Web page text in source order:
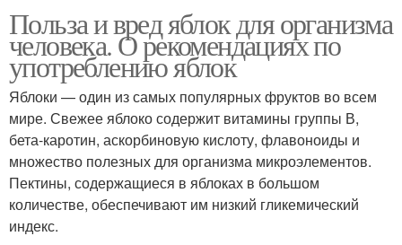
Польза и вред яблок для организма
человека. О рекомендациях по
употреблению яблок
Яблоки — один из самых популярных фруктов во всем
мире. Свежее яблоко содержит витамины группы В,
бета-каротин, аскорбиновую кислоту, флавоноиды и
множество полезных для организма микроэлементов.
Пектины, содержащиеся в яблоках в большом
количестве, обеспечивают им низкий гликемический
индекс.